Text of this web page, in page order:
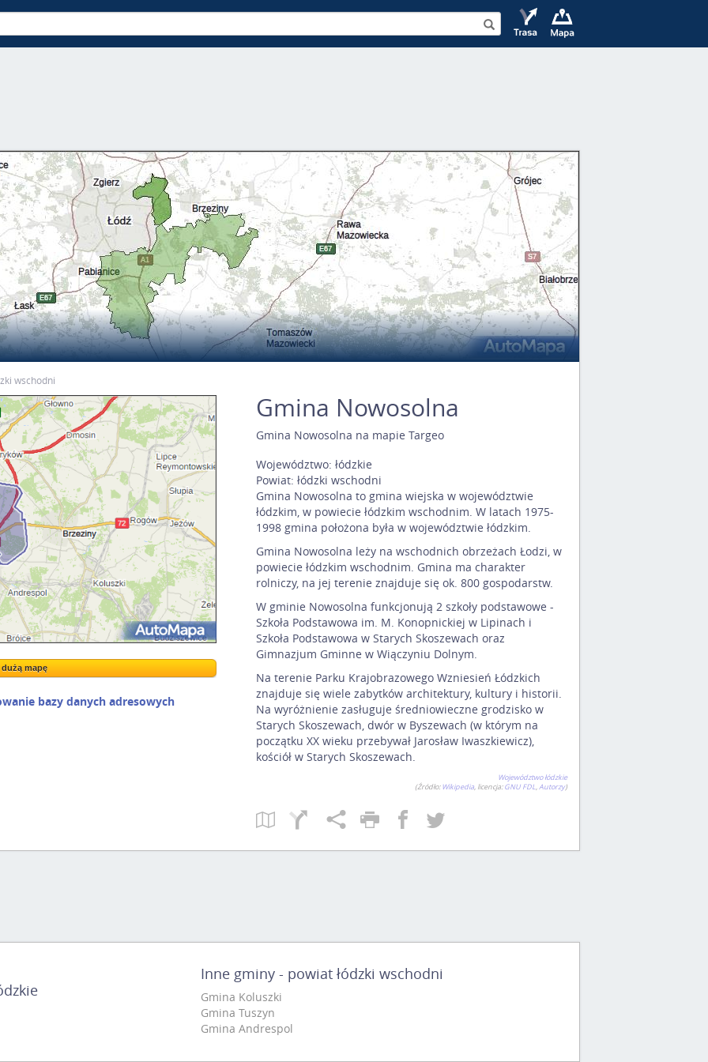
wschodni
Kreatorze map Targeo
dużą mapę
mapę
bazy danych adresowych
Gmina Nowosolna
Gmina Nowosolna na mapie Targeo
Województwo: łódzkie
Powiat: łódzki wschodni
Gmina Nowosolna to gmina wiejska w województwie
łódzkim, w powiecie łódzkim wschodnim. W latach 1975-
1998 gmina położona była w województwie łódzkim.
Gmina Nowosolna leży na wschodnich obrzeżach Łodzi, w
powiecie łódzkim wschodnim. Gmina ma charakter
rolniczy, na jej terenie znajduje się ok. 800 gospodarstw.
W gminie Nowosolna funkcjonują 2 szkoły podstawowe -
Szkoła Podstawowa im. M. Konopnickiej w Lipinach i
Szkoła Podstawowa w Starych Skoszewach oraz
Gimnazjum Gminne w Wiączyniu Dolnym.
Na terenie Parku Krajobrazowego Wzniesień Łódzkich
znajduje się wiele zabytków architektury, kultury i historii.
Na wyróżnienie zasługuje średniowieczne grodzisko w
Starych Skoszewach, dwór w Byszewach (w którym na
początku XX wieku przebywał Jarosław Iwaszkiewicz),
kościół w Starych Skoszewach.
Województwo łódzkie
(Źródło:Wikipedia, licencja:GNU FDL,Autorzy)
Inne gminy - powiat łódzki wschodni
Gmina Koluszki
Gmina Tuszyn
Gmina Andrespol